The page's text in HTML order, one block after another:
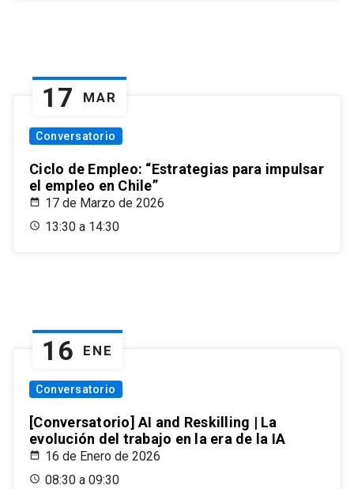
17 MAR
Conversatorio
Ciclo de Empleo: “Estrategias para impulsar
el empleo en Chile”
17 de Marzo de 2026
13:30 a 14:30
16 ENE
Conversatorio
[Conversatorio] AI and Reskilling | La
evolución del trabajo en la era de la IA
16 de Enero de 2026
08:30 a 09:30